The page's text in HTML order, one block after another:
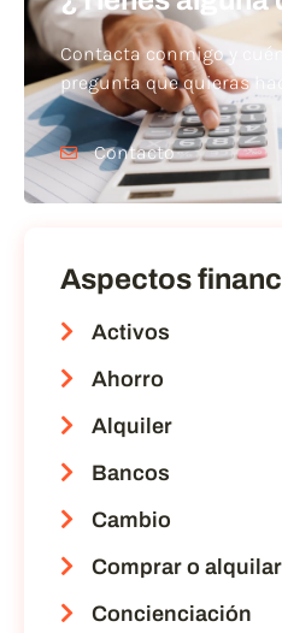
Contacta conmigo y
pregunta que quieras
Contacto
Aspectos
Activos
Ahorro
Alquiler
Bancos
Cambio
Comprar o alquilar
Concienciación